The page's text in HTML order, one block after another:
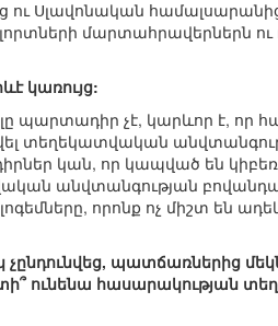
Սլավոնական համալսարանից:
մարտահրավերներն ու
կառույց:
պարտադիր չէ, կարևոր է,
տեղեկատվական
կան, որ կապված են
անվտանգության
որոնք ոչ միշտ են
պատճառներից մեկն
ունենա հասարակության